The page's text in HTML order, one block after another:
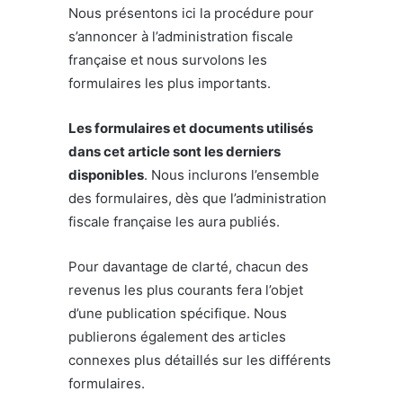
Nous présentons ici la procédure pour
s’annoncer à l’administration fiscale
française et nous survolons les
formulaires les plus importants.
Les formulaires et documents utilisés
dans cet article sont les derniers
disponibles. Nous inclurons l’ensemble
des formulaires, dès que l’administration
fiscale française les aura publiés.
Pour davantage de clarté, chacun des
revenus les plus courants fera l’objet
d’une publication spécifique. Nous
publierons également des articles
connexes plus détaillés sur les différents
formulaires.